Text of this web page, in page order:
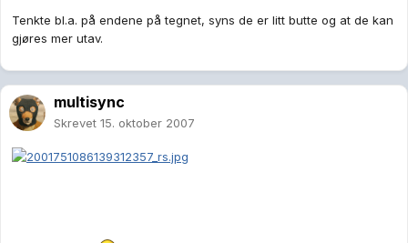
Tenkte bl.a. på endene på tegnet, syns de er litt butte og at de kan
gjøres mer utav.
multisync
Skrevet 15. oktober 2007